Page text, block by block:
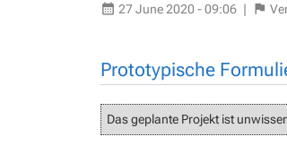
27 June 2020 - 09:06 |
Prototypische
Das geplante Projekt ist